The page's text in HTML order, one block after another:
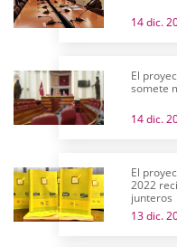
14 dic.
El
somete
14 dic.
El
2022
junteros
13 dic.